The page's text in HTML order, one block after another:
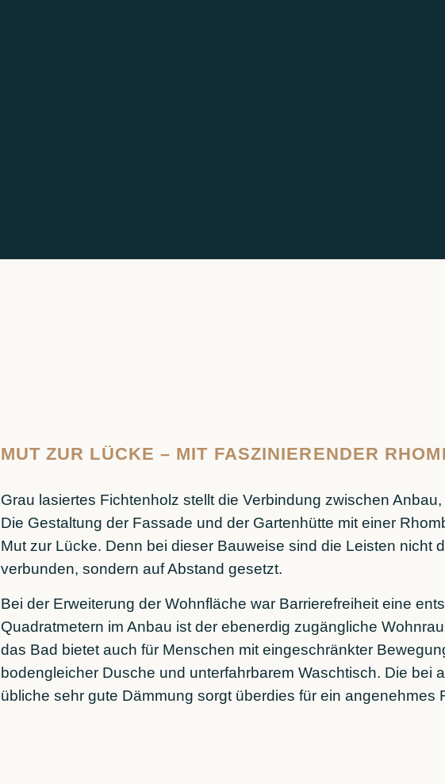
MUT ZUR LÜCKE – MIT FASZINIERENDER
Grau lasiertes Fichtenholz stellt die Verbindung zwischen
Die Gestaltung der Fassade und der Gartenhütte mit einer
Mut zur Lücke. Denn bei dieser Bauweise sind die Leisten nicht
verbunden, sondern auf Abstand gesetzt.
Bei der Erweiterung der Wohnfläche war Barrierefreiheit eine
Quadratmetern im Anbau ist der ebenerdig zugängliche
das Bad bietet auch für Menschen mit eingeschränkter
bodengleicher Dusche und unterfahrbarem Waschtisch. Die bei
übliche sehr gute Dämmung sorgt überdies für ein angenehmes